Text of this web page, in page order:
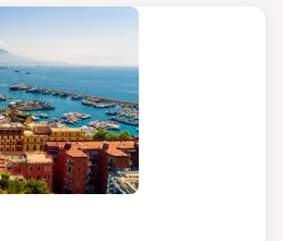
искусств, уютной
игр или казино. На
пребывания семей с
услуги няни
персонала,
детьми в моменты
На лайнере
развлекательно-
ориентированных на